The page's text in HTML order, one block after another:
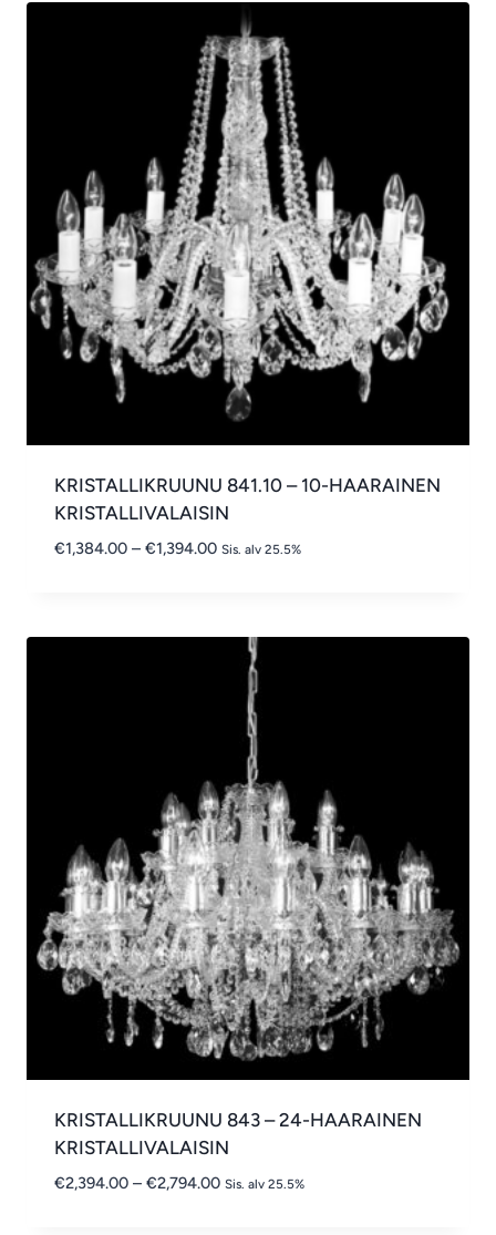
KRISTALLIKRUUNU 841.10 – 10-HAARAINEN
KRISTALLIVALAISIN
€1,384.00 – €1,394.00Hintaluokka:
Sis. alv 25.5%
KRISTALLIKRUUNU 843 – 24-HAARAINEN
KRISTALLIVALAISIN
€2,394.00 – €2,794.00Hintaluokka:
Sis. alv 25.5%